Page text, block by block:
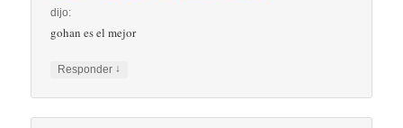
dijo:
gohan es el mejor
Responder ↓